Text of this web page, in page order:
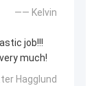
—— Kelvin
job!!!
much!
Hagglund